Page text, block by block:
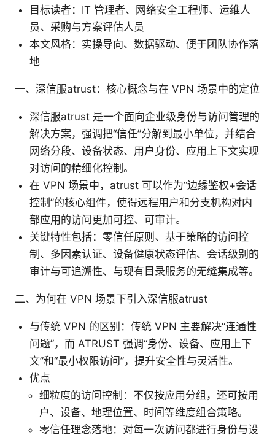
目标读者：IT 管理者、网络安全工程师、运维人
员、采购与方案评估人员
本文风格：实操导向、数据驱动、便于团队协作落
地
一、深信服atrust：核心概念与在 VPN 场景中的定位
深信服atrust 是一个面向企业级身份与访问管理的
解决方案，强调把“信任”分解到最小单位，并结合
网络分段、设备状态、用户身份、应用上下文实现
对访问的精细化控制。
在 VPN 场景中，atrust 可以作为“边缘鉴权+会话
控制”的核心组件，使得远程用户和分支机构对内
部应用的访问更加可控、可审计。
关键特性包括：零信任原则、基于策略的访问控
制、多因素认证、设备健康状态评估、会话级别的
审计与可追溯性、与现有目录服务的无缝集成等。
二、为何在 VPN 场景下引入深信服atrust
与传统 VPN 的区别：传统 VPN 主要解决“连通性
问题”，而 ATRUST 强调“身份、设备、应用上下
文”和“最小权限访问”，提升安全性与灵活性。
优点
细粒度的访问控制：不仅按应用分组，还可按用
户、设备、地理位置、时间等维度组合策略。
零信任理念落地：对每一次访问都进行身份与设